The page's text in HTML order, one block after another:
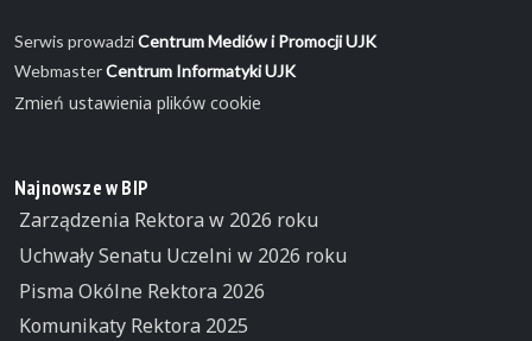
Serwis prowadziCentrum Mediów i Promocji UJK
WebmasterCentrum Informatyki UJK
Zmień ustawienia plików cookie
Najnowsze w BIP
Zarządzenia Rektora w 2026 roku
Uchwały Senatu Uczelni w 2026 roku
Pisma Okólne Rektora 2026
Komunikaty Rektora 2025